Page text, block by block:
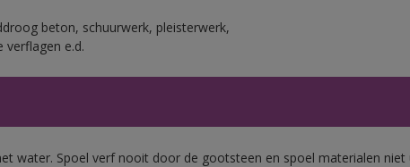
beton, schuurwerk, pleisterwerk,
verflagen e.d.
water. Spoel verf nooit door de gootsteen en spoel materialen niet